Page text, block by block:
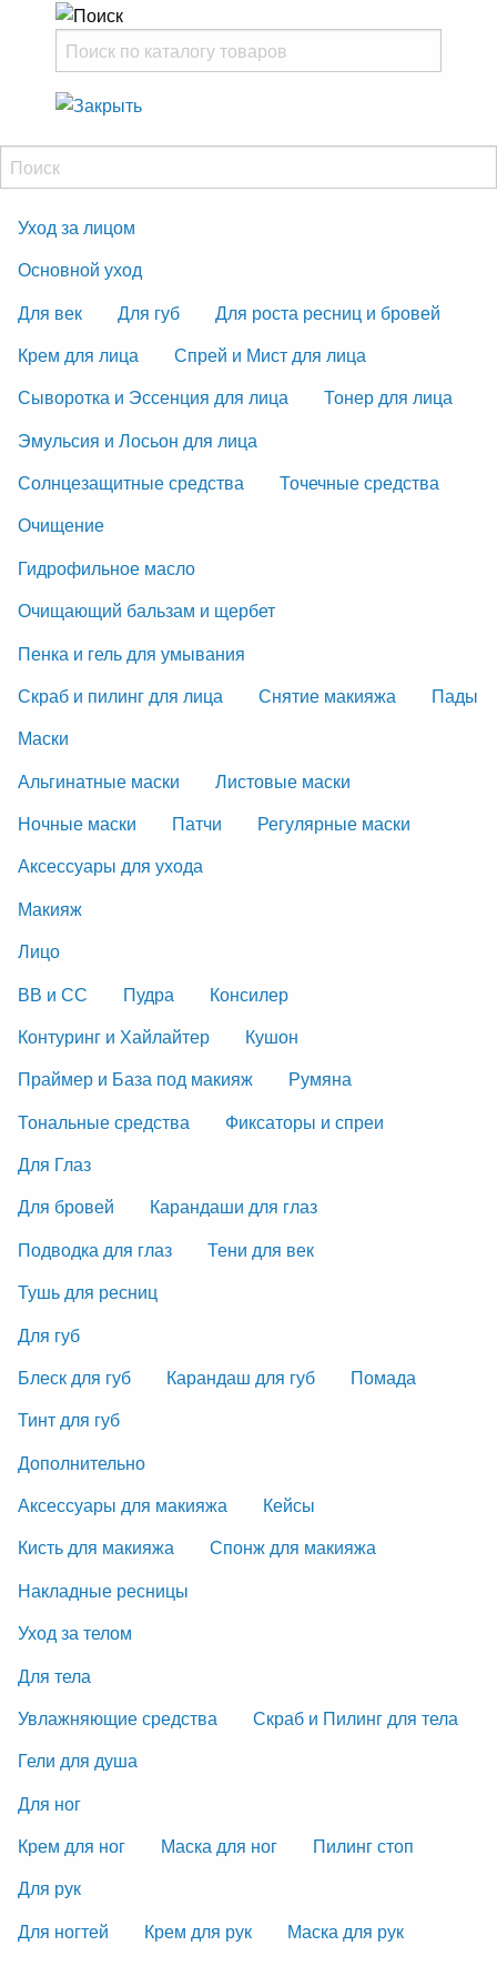
Уход за лицом
Основной уход
Для век
Для губ
Для роста ресниц и бровей
Крем для лица
Спрей и Мист для лица
Сыворотка и Эссенция для лица
Тонер для лица
Эмульсия и Лосьон для лица
Солнцезащитные средства
Точечные средства
Очищение
Гидрофильное масло
Очищающий бальзам и щербет
Пенка и гель для умывания
Скраб и пилинг для лица
Снятие макияжа
Пады
Маски
Альгинатные маски
Листовые маски
Ночные маски
Патчи
Регулярные маски
Аксессуары для ухода
Макияж
Лицо
ВВ и СС
Пудра
Консилер
Контуринг и Хайлайтер
Кушон
Праймер и База под макияж
Румяна
Тональные средства
Фиксаторы и спреи
Для Глаз
Для бровей
Карандаши для глаз
Подводка для глаз
Тени для век
Тушь для ресниц
Для губ
Блеск для губ
Карандаш для губ
Помада
Тинт для губ
Дополнительно
Аксессуары для макияжа
Кейсы
Кисть для макияжа
Спонж для макияжа
Накладные ресницы
Уход за телом
Для тела
Увлажняющие средства
Скраб и Пилинг для тела
Гели для душа
Для ног
Крем для ног
Маска для ног
Пилинг стоп
Для рук
Для ногтей
Крем для рук
Маска для рук